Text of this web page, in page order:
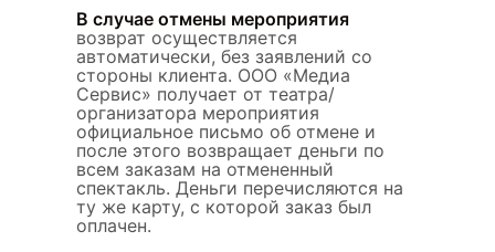
В случае отмены мероприятия
возврат осуществляется
автоматически, без заявлений со
стороны клиента. ООО «Медиа
Сервис» получает от театра/
организатора мероприятия
официальное письмо об отмене и
после этого возвращает деньги по
всем заказам на отмененный
спектакль. Деньги перечисляются на
ту же карту, с которой заказ был
оплачен.